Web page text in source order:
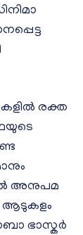
രക്ത
അനുപമ
ആടുകളം
ഭാസ്കർ